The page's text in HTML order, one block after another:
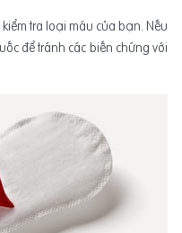
tra loại máu của bạn. Nếu
để tránh các biến chứng với